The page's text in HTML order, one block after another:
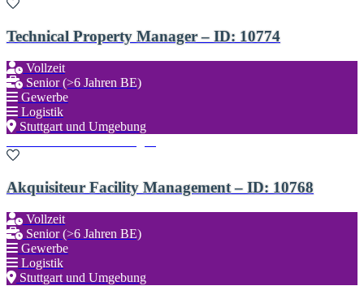
Technical Property Manager – ID: 10774
Vollzeit
Senior (>6 Jahren BE)
Gewerbe
Logistik
Stuttgart und Umgebung
Akquisiteur Facility Management – ID: 10768
Vollzeit
Senior (>6 Jahren BE)
Gewerbe
Logistik
Stuttgart und Umgebung